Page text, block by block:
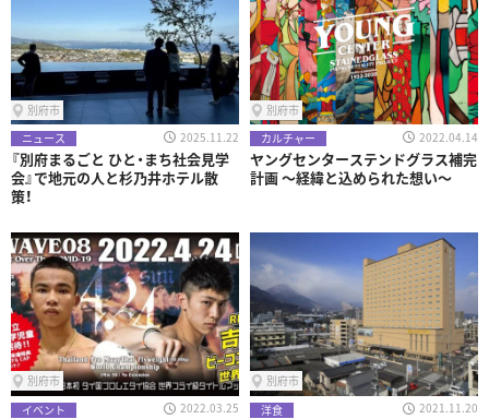
別府市
ニュース
2025.11.22
『別府まるごと ひと・まち社会見学
会』で地元の人と杉乃井ホテル散
策！
別府市
カルチャー
2022.04.14
ヤングセンターステンドグラス補完
計画 ～経緯と込められた想い～
別府市
イベント
2022.03.25
別府市
洋食
2021.11.20